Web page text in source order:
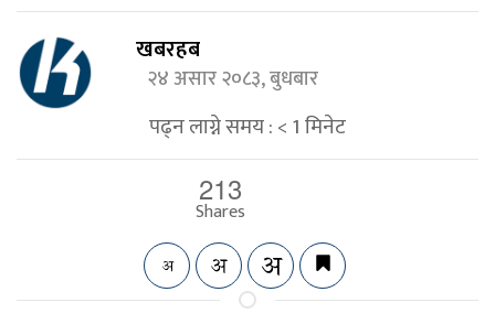
खबरहब
२४ असार २०८३, बुधबार
पढ्न लाग्ने समय :< 1मिनेट
213
Shares